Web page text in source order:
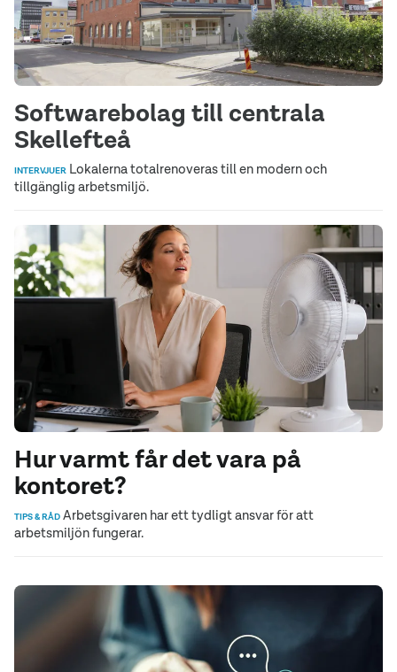
Softwarebolag till centrala
Skellefteå
INTERVJUER Lokalerna totalrenoveras till en modern och
tillgänglig arbetsmiljö.
Hur varmt får det vara på
kontoret?
TIPS & RÅD Arbetsgivaren har ett tydligt ansvar för att
arbetsmiljön fungerar.